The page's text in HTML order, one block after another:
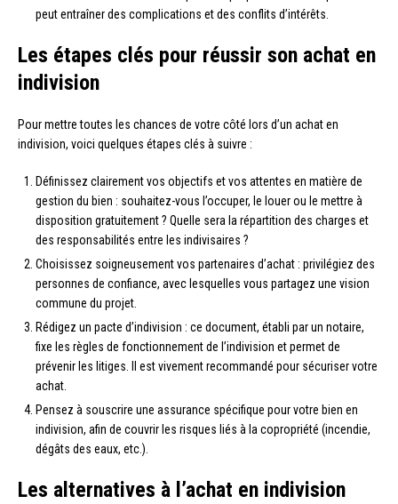
peut entraîner des complications et des conflits d’intérêts.
Les étapes clés pour réussir son achat en
indivision
Pour mettre toutes les chances de votre côté lors d’un achat en
indivision, voici quelques étapes clés à suivre :
Définissez clairement vos objectifs et vos attentes en matière de
gestion du bien : souhaitez-vous l’occuper, le louer ou le mettre à
disposition gratuitement ? Quelle sera la répartition des charges et
des responsabilités entre les indivisaires ?
Choisissez soigneusement vos partenaires d’achat : privilégiez des
personnes de confiance, avec lesquelles vous partagez une vision
commune du projet.
Rédigez un pacte d’indivision : ce document, établi par un notaire,
fixe les règles de fonctionnement de l’indivision et permet de
prévenir les litiges. Il est vivement recommandé pour sécuriser votre
achat.
Pensez à souscrire une assurance spécifique pour votre bien en
indivision, afin de couvrir les risques liés à la copropriété (incendie,
dégâts des eaux, etc.).
Les alternatives à l’achat en indivision